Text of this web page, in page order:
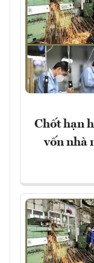
Chốt hạn
vốn nhà